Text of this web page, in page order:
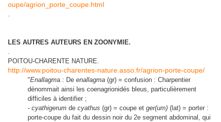
oupe/agrion_porte_coupe.html
LES AUTRES AUTEURS EN ZOONYMIE.
.
POITOU-CHARENTE NATURE.
http://www.poitou-charentes-nature.asso.fr/agrion-porte-coupe/
"Enallagma : De enallagma (gr) = confusion : Charpentier
dénommait ainsi les coenagrionidés bleus, particulièrement
difficiles à identifier ;
- cyathigerum de cyathus (gr) = coupe et ger(um) (lat) = porter :
porte-coupe du fait du dessin noir du 2e segment abdominal, qui